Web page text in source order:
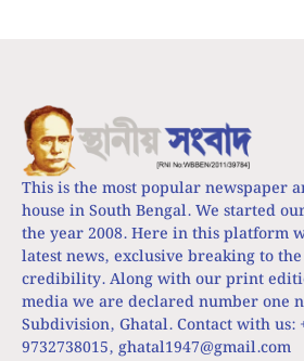
This is the most popular newspaper
house in South Bengal. We started
the year 2008. Here in this platform
latest news, exclusive breaking to
credibility. Along with our print
media we are declared number one
Subdivision, Ghatal. Contact with us:
9732738015, ghatal1947@gmail.com